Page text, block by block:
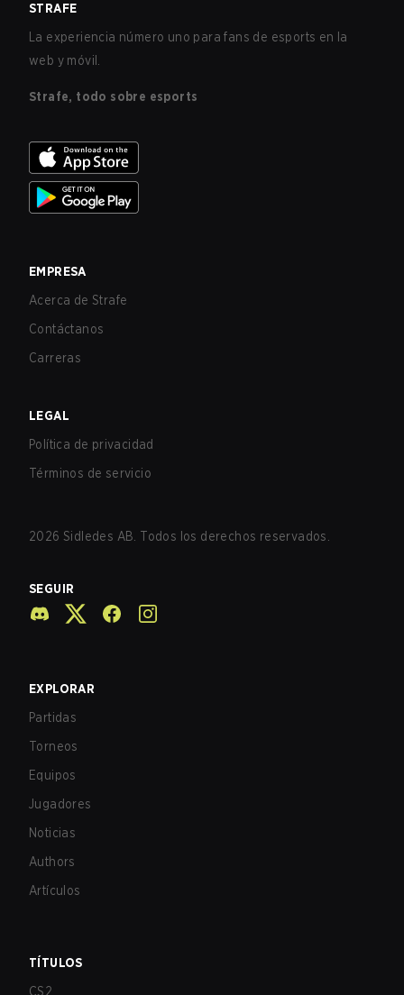
STRAFE
La experiencia número uno para fans de esports en la
web y móvil.
Strafe, todo sobre esports
EMPRESA
Acerca de Strafe
Contáctanos
Carreras
LEGAL
Política de privacidad
Términos de servicio
2026 Sidledes AB. Todos los derechos reservados.
SEGUIR
EXPLORAR
Partidas
Torneos
Equipos
Jugadores
Noticias
Authors
Artículos
TÍTULOS
CS2